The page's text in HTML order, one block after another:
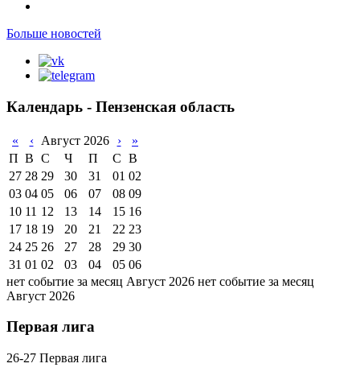
Больше новостей
Календарь - Пензенская область
« ‹ Август 2026 ›
»
П В С Ч П С В
27 28 29 30 31 01 02
03 04 05 06 07 08 09
10 11 12 13 14 15 16
17 18 19 20 21 22 23
24 25 26 27 28 29 30
31 01 02 03 04 05 06
нет событие за месяц Август 2026 нет событие за месяц
Август 2026
Первая лига
26-27 Первая лига